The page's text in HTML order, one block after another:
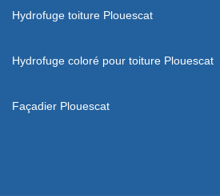
Hydrofuge toiture Plouescat
Hydrofuge coloré pour toiture Plouescat
Façadier Plouescat